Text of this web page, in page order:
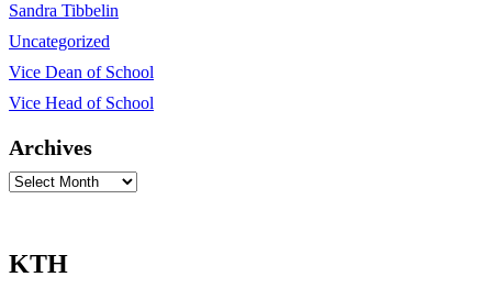
Sandra Tibbelin
Uncategorized
Vice Dean of School
Vice Head of School
Archives
Archives
KTH